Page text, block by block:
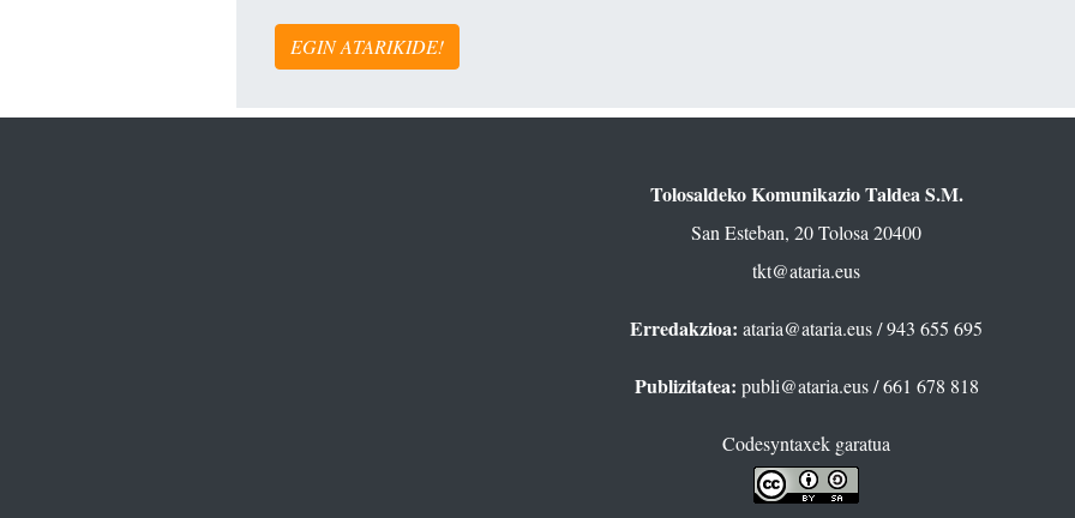
EGIN ATARIKIDE!
Tolosaldeko Komunikazio Taldea S.M.
San Esteban, 20 Tolosa 20400
tkt@ataria.eus
Erredakzioa: ataria@ataria.eus/ 943 655 695
Publizitatea: publi@ataria.eus/ 661 678 818
Codesyntaxek garatua